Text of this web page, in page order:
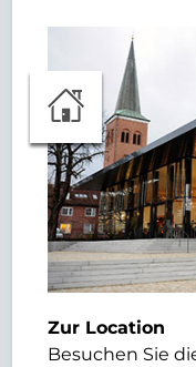
Zur Location
Besuchen Sie